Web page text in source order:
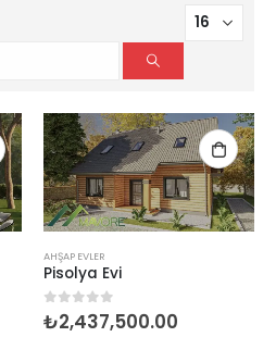
AHŞAP EVLER
Pisolya Evi
0 5 üzerinden
₺2,437,500.00